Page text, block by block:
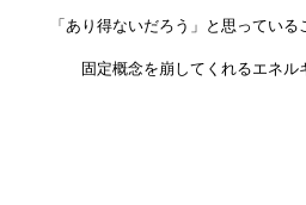
「あり得ないだろう」と思っている
固定概念を崩してくれるエネル